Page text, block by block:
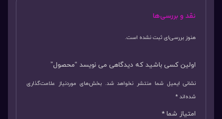
نقد و بررسی‌ها
هنوز بررسی‌ای ثبت نشده است.
اولین کسی باشید که دیدگاهی می نویسد “محصول”
نشانی ایمیل شما منتشر نخواهد شد. بخش‌های موردنیاز علامت‌گذاری
شده‌اند*
امتیاز شما *